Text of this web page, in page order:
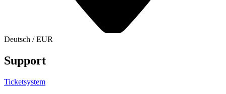
Deutsch /EUR
Support
Ticketsystem